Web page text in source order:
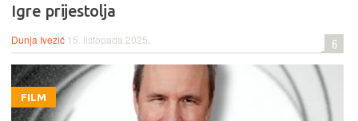
Igre prijestolja
Dunja Ivezić 15. listopada 2025. 6
FILM